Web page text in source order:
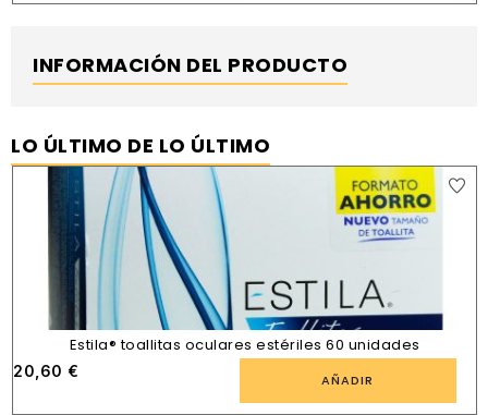
INFORMACIÓN DEL PRODUCTO
LO ÚLTIMO DE LO ÚLTIMO
Estila® toallitas oculares estériles 60 unidades
20,60 € AÑADIR